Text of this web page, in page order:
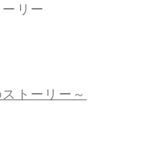
リー
トーリー～